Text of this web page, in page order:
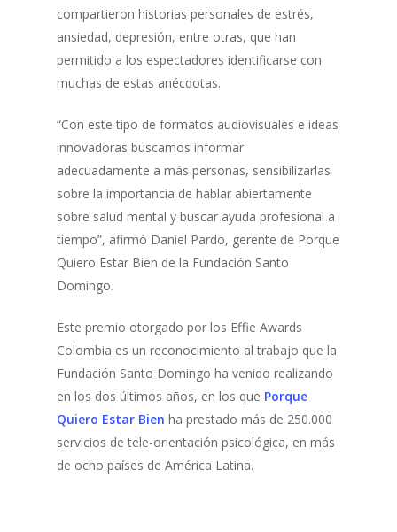
compartieron historias personales de estrés,
ansiedad, depresión, entre otras, que han
permitido a los espectadores identificarse con
muchas de estas anécdotas.
“Con este tipo de formatos audiovisuales e ideas
innovadoras buscamos informar
adecuadamente a más personas, sensibilizarlas
sobre la importancia de hablar abiertamente
sobre salud mental y buscar ayuda profesional a
tiempo”, afirmó Daniel Pardo, gerente de Porque
Quiero Estar Bien de la Fundación Santo
Domingo.
Este premio otorgado por los Effie Awards
Colombia es un reconocimiento al trabajo que la
Fundación Santo Domingo ha venido realizando
en los dos últimos años, en los que Porque
Quiero Estar Bien ha prestado más de 250.000
servicios de tele-orientación psicológica, en más
de ocho países de América Latina.